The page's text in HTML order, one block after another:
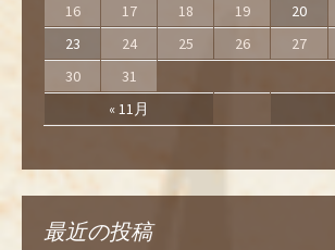
« 11月
16
17 18 19 20
23
24 25 26 27
30
31
最近の投稿